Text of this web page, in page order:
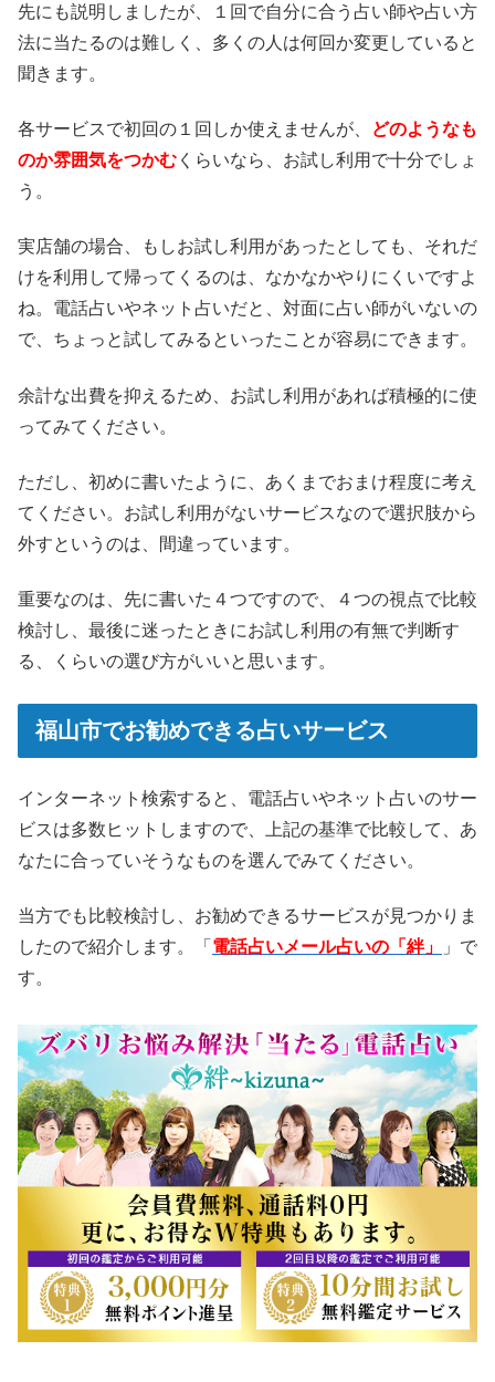
先にも説明しましたが、１回で自分に合う占い師や占い方
法に当たるのは難しく、多くの人は何回か変更していると
聞きます。
各サービスで初回の１回しか使えませんが、
どのようなも
のか雰囲気をつかむ くらいなら、お試し利用で十分でしょ
う。
実店舗の場合、もしお試し利用があったとしても、それだ
けを利用して帰ってくるのは、なかなかやりにくいですよ
ね。電話占いやネット占いだと、対面に占い師がいないの
で、ちょっと試してみるといったことが容易にできます。
余計な出費を抑えるため、お試し利用があれば積極的に使
ってみてください。
ただし、初めに書いたように、あくまでおまけ程度に考え
てください。お試し利用がないサービスなので選択肢から
外すというのは、間違っています。
重要なのは、先に書いた４つですので、４つの視点で比較
検討し、最後に迷ったときにお試し利用の有無で判断す
る、くらいの選び方がいいと思います。
福山市でお勧めできる占いサービス
インターネット検索すると、電話占いやネット占いのサー
ビスは多数ヒットしますので、上記の基準で比較して、あ
なたに合っていそうなものを選んでみてください。
当方でも比較検討し、お勧めできるサービスが見つかりま
したので紹介します。「 電話占いメール占いの「絆」
」で
す。